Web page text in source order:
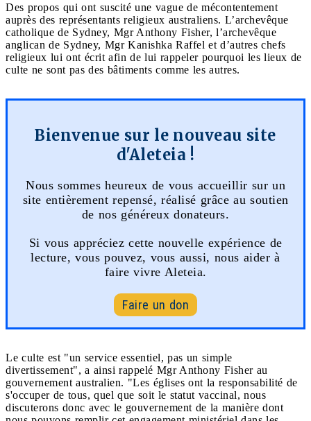
Des propos qui ont suscité une vague de mécontentement
auprès des représentants religieux australiens. L’archevêque
catholique de Sydney, Mgr Anthony Fisher, l’archevêque
anglican de Sydney, Mgr Kanishka Raffel et d’autres chefs
religieux lui ont écrit afin de lui rappeler pourquoi les lieux de
culte ne sont pas des bâtiments comme les autres.
Bienvenue sur le nouveau site
d'Aleteia !
Nous sommes heureux de vous accueillir sur un
site entièrement repensé, réalisé grâce au soutien
de nos généreux donateurs.
Si vous appréciez cette nouvelle expérience de
lecture, vous pouvez, vous aussi, nous aider à
faire vivre Aleteia.
Faire un don
Le culte est "un service essentiel, pas un simple
divertissement", a ainsi rappelé Mgr Anthony Fisher au
gouvernement australien. "Les églises ont la responsabilité de
s'occuper de tous, quel que soit le statut vaccinal, nous
discuterons donc avec le gouvernement de la manière dont